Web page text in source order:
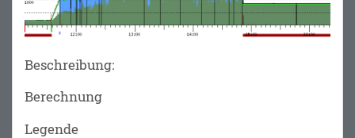
Beschreibung:
Berechnung
Legende